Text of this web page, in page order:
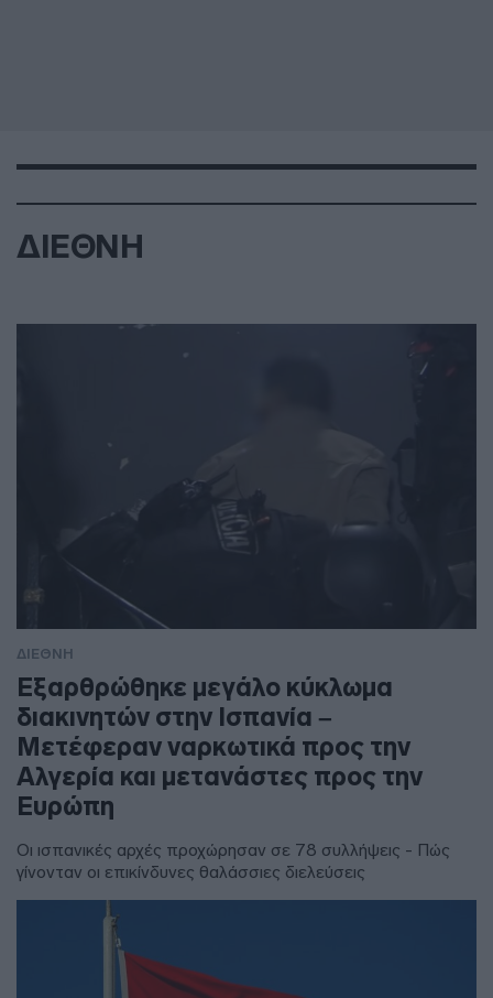
ΔΙΕΘΝΗ
ΔΙΕΘΝΗ
Εξαρθρώθηκε μεγάλο κύκλωμα
διακινητών στην Ισπανία –
Μετέφεραν ναρκωτικά προς την
Αλγερία και μετανάστες προς την
Ευρώπη
Οι ισπανικές αρχές προχώρησαν σε 78 συλλήψεις - Πώς
γίνονταν οι επικίνδυνες θαλάσσιες διελεύσεις